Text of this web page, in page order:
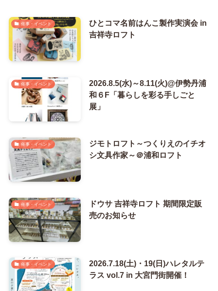
催事・イベント
ひとコマ名前はんこ製作実演会 in
吉祥寺ロフト
催事・イベント
2026.8.5(水)～8.11(火)@伊勢丹浦
和６F「暮らしを彩る手しごと
展」
催事・イベント
ジモトロフト～つくりえのイチオ
シ文具作家～＠浦和ロフト
催事・イベント
ドウサ 吉祥寺ロフト 期間限定販
売のお知らせ
催事・イベント
2026.7.18(土)・19(日)ハレタルテ
ラス vol.7 in 大宮門街開催！